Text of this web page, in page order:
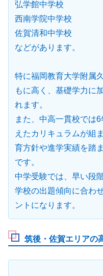
弘学館中学校
西南学院中学校
佐賀清和中学校
などがあります。
特に福岡教育大学附属
もに高く、基礎学力に
れます。
また、中高一貫校では
えたカリキュラムが組
育方針や進学実績を踏
です。
中学受験では、早い段
学校の出題傾向に合わ
ントになります。
筑後・佐賀エリアの